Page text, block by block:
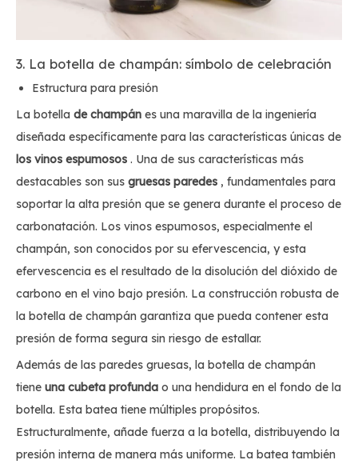
3. La botella de champán: símbolo de celebración
Estructura para presión
La botella de champán es una maravilla de la ingeniería
diseñada específicamente para las características únicas de
los vinos espumosos . Una de sus características más
destacables son sus gruesas paredes , fundamentales para
soportar la alta presión que se genera durante el proceso de
carbonatación. Los vinos espumosos, especialmente el
champán, son conocidos por su efervescencia, y esta
efervescencia es el resultado de la disolución del dióxido de
carbono en el vino bajo presión. La construcción robusta de
la botella de champán garantiza que pueda contener esta
presión de forma segura sin riesgo de estallar.
Además de las paredes gruesas, la botella de champán
tiene una cubeta profunda o una hendidura en el fondo de la
botella. Esta batea tiene múltiples propósitos.
Estructuralmente, añade fuerza a la botella, distribuyendo la
presión interna de manera más uniforme. La batea también